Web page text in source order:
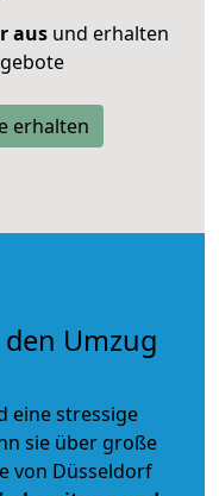
ausund erhalten
erhalten
Umzug
eine stressige
sie über große
von Düsseldorf